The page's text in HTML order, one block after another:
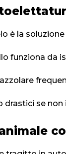
è la
funziona da
se non